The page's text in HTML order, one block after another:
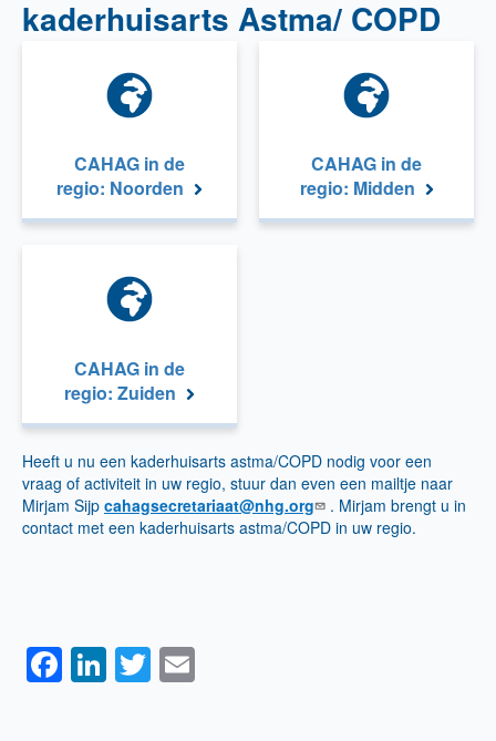
kaderhuisarts Astma/ COPD
CAHAG in de
regio: Noorden
CAHAG in de
regio: Midden
CAHAG in de
regio: Zuiden
Heeft u nu een kaderhuisarts astma/COPD nodig voor een
vraag of activiteit in uw regio, stuur dan even een mailtje naar
Mirjam Sijp cahagsecretariaat@nhg.org
. Mirjam brengt u in
contact met een kaderhuisarts astma/COPD in uw regio.
Facebook
LinkedIn
Twitter